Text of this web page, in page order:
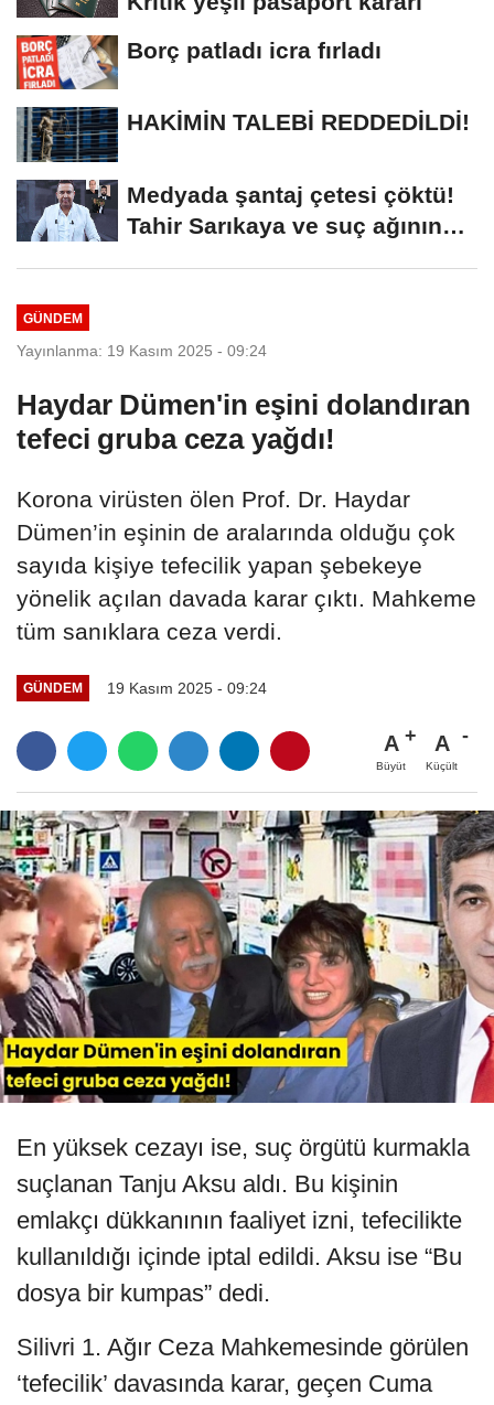
Borç patladı icra fırladı
HAKİMİN TALEBİ REDDEDİLDİ!
Medyada şantaj çetesi çöktü!
Tahir Sarıkaya ve suç ağının
GÜNDEM
Yayınlanma: 19 Kasım 2025 - 09:24
Haydar Dümen'in eşini dolandıran
tefeci gruba ceza yağdı!
Korona virüsten ölen Prof. Dr. Haydar
Dümen’in eşinin de aralarında olduğu çok
sayıda kişiye tefecilik yapan şebekeye
yönelik açılan davada karar çıktı. Mahkeme
tüm sanıklara ceza verdi.
GÜNDEM 19 Kasım 2025 - 09:24
A
Büyüt
A
Küçült
En yüksek cezayı ise, suç örgütü kurmakla
suçlanan Tanju Aksu aldı. Bu kişinin
emlakçı dükkanının faaliyet izni, tefecilikte
kullanıldığı içinde iptal edildi. Aksu ise “Bu
dosya bir kumpas” dedi.
Silivri 1. Ağır Ceza Mahkemesinde görülen
‘tefecilik’ davasında karar, geçen Cuma